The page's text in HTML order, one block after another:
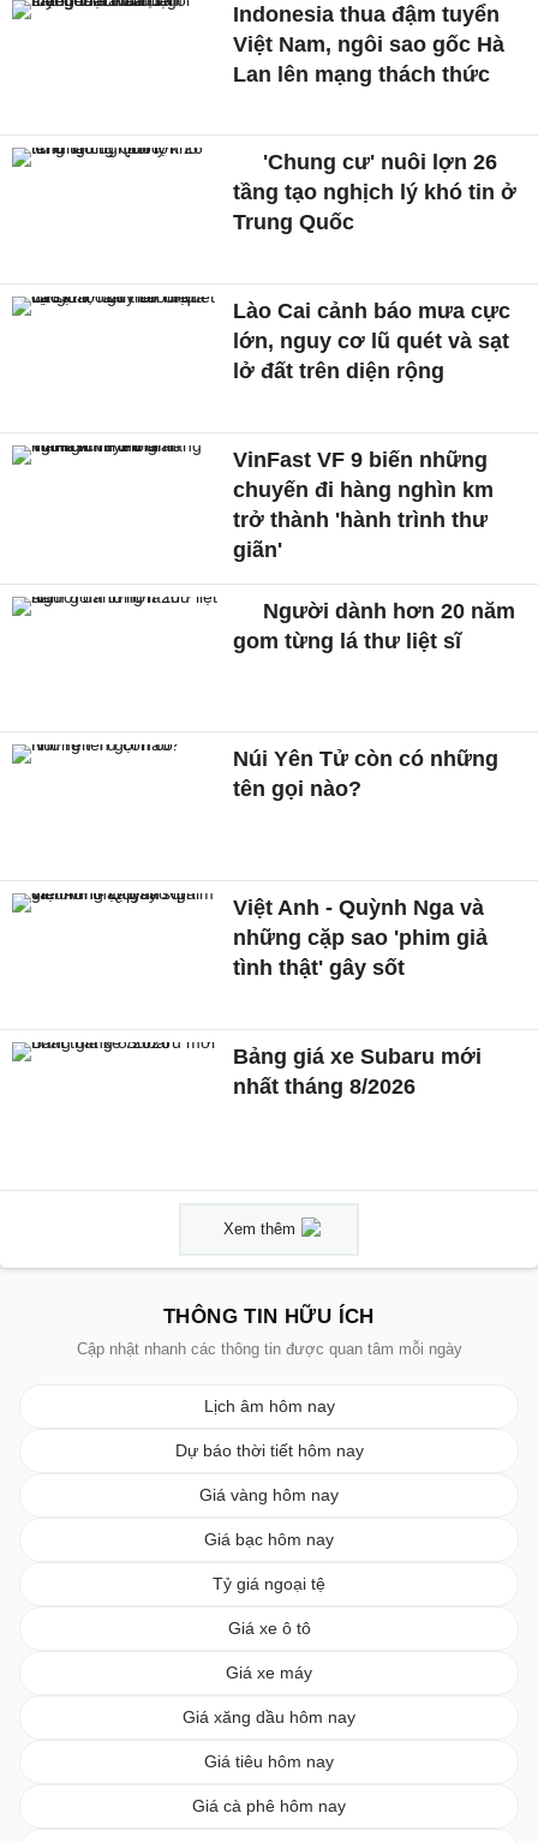
Indonesia thua đậm tuyển
Việt Nam, ngôi sao gốc Hà
Lan lên mạng thách thức
'Chung cư' nuôi lợn 26
tầng tạo nghịch lý khó tin ở
Trung Quốc
Lào Cai cảnh báo mưa cực
lớn, nguy cơ lũ quét và sạt
lở đất trên diện rộng
VinFast VF 9 biến những
chuyến đi hàng nghìn km
trở thành 'hành trình thư
giãn'
Người dành hơn 20 năm
gom từng lá thư liệt sĩ
Núi Yên Tử còn có những
tên gọi nào?
Việt Anh - Quỳnh Nga và
những cặp sao 'phim giả
tình thật' gây sốt
Bảng giá xe Subaru mới
nhất tháng 8/2026
Xem thêm
THÔNG TIN HỮU ÍCH
Cập nhật nhanh các thông tin được quan tâm mỗi ngày
Lịch âm hôm nay
Dự báo thời tiết hôm nay
Giá vàng hôm nay
Giá bạc hôm nay
Tỷ giá ngoại tệ
Giá xe ô tô
Giá xe máy
Giá xăng dầu hôm nay
Giá tiêu hôm nay
Giá cà phê hôm nay